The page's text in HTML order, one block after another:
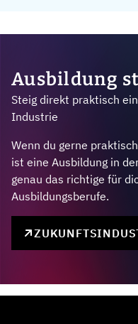
Ausbildung
Steig direkt praktisch
Industrie
Wenn du gerne
ist eine Ausbildung in
genau das richtige für
Ausbildungsberufe.